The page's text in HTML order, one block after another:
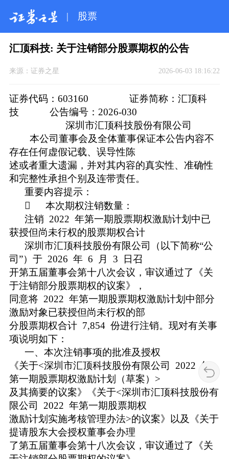
| 股票
汇顶科技: 关于注销部分股票期权的公告
来源： 证券之星 2026-06-03 18:16:22
证券代码：603160 证券简称：汇顶科
技 公告编号：2026-030
深圳市汇顶科技股份有限公司
本公司董事会及全体董事保证本公告内容不
存在任何虚假记载、误导性陈
述或者重大遗漏，并对其内容的真实性、准确性
和完整性承担个别及连带责任。
重要内容提示：
 本次期权注销数量：
注销 2022 年第一期股票期权激励计划中已
获授但尚未行权的股票期权合计
深圳市汇顶科技股份有限公司（以下简称“公
司”）于 2026 年 6 月 3 日召
开第五届董事会第十八次会议，审议通过了《关
于注销部分股票期权的议案》，
同意将 2022 年第一期股票期权激励计划中部分
激励对象已获授但尚未行权的部
分股票期权合计 7,854 份进行注销。现对有关事
项说明如下：
一、本次注销事项的批准及授权
《关于<深圳市汇顶科技股份有限公司 2022 年
第一期股票期权激励计划（草案）>
及其摘要的议案》《关于<深圳市汇顶科技股份有
限公司 2022 年第一期股票期权
激励计划实施考核管理办法>的议案》以及《关于
提请股东大会授权董事会办理
了第五届董事会第十八次会议，审议通过了《关